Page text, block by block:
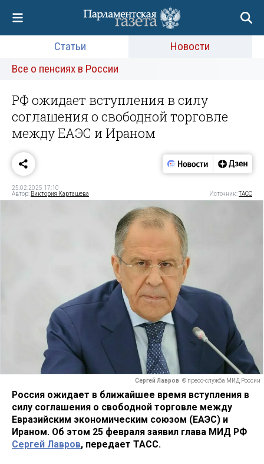
Статьи
Новости
Все о пенсиях в России
РФ ожидает вступления в силу
соглашения о свободной торговле
между ЕАЭС и Ираном
25.02.2025 17:10
Автор: Виктория Карташева Источник:ТАСС
Сергей Лавров © пресс-служба МИД России
Россия ожидает в ближайшее время вступления в
силу соглашения о свободной торговле между
Евразийским экономическим союзом (ЕАЭС) и
Ираном. Об этом 25 февраля заявил глава МИД РФ
Сергей Лавров, передает ТАСС.